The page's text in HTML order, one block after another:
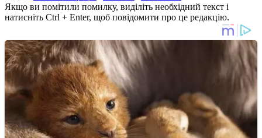
Якщо ви помітили помилку, виділіть необхідний текст і
натисніть Ctrl + Enter, щоб повідомити про це редакцію.